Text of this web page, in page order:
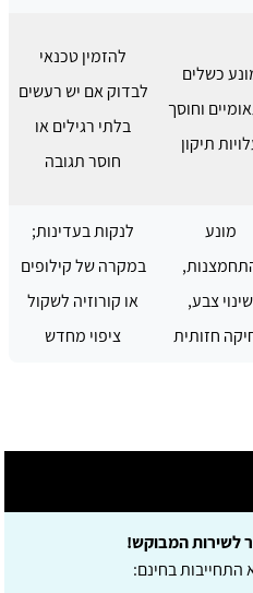
כשלים
וחוסך
תיקון
להזמין טכנאי
לבדוק אם יש רעשים
בלתי רגילים או
חוסר תגובה
מונע
שינוי צבע,
חזותית
לנקות בעדינות;
במקרה של קילופים
או קורוזיה לשקול
ציפוי מחדש
לשירות המבוקש!